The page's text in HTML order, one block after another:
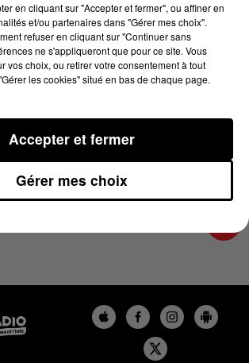
min 22 sec
L'ARIEGE DU 25/04/2024 À
l'Ariège
en cliquant sur "Accepter et fermer", ou affiner en
et/ou partenaires dans "Gérer mes choix".
refuser en cliquant sur "Continuer sans
ne s'appliqueront que pour ce site. Vous
vos choix, ou retirer votre consentement à tout
les cookies" situé en bas de chaque page.
Gérer mes choix
Accepter et fermer